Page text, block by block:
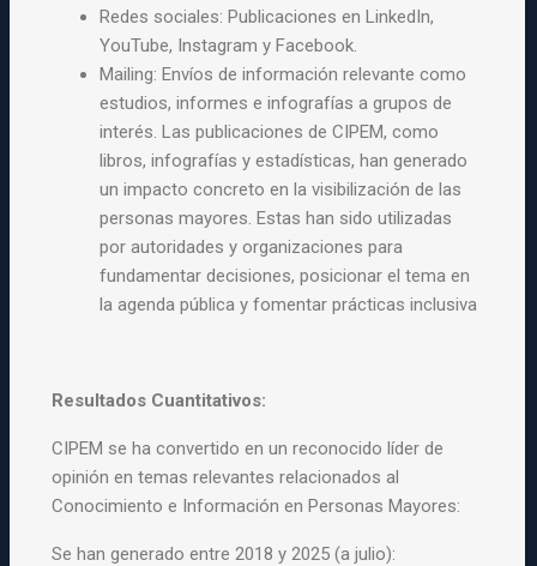
Redes sociales:Publicaciones en LinkedIn,
YouTube, Instagram y Facebook.
Mailing: Envíos de información relevante como
estudios, informes e infografías a grupos de
interés. Las publicaciones de CIPEM, como
libros, infografías y estadísticas, han generado
un impacto concreto en la visibilización de las
personas mayores. Estas han sido utilizadas
por autoridades y organizaciones para
fundamentar decisiones, posicionar el tema en
la agenda pública y fomentar prácticas inclusiva
Resultados Cuantitativos:
CIPEM se ha convertido en un reconocido líder de
opinión en temas relevantes relacionados al
Conocimiento e Información en Personas Mayores:
Se han generado entre 2018 y 2025(a julio):